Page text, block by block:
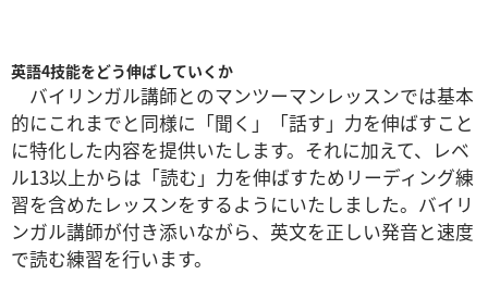
英語4技能をどう伸ばしていくか
バイリンガル講師とのマンツーマンレッスンでは基本
的にこれまでと同様に「聞く」「話す」力を伸ばすこと
に特化した内容を提供いたします。それに加えて、レベ
ル13以上からは「読む」力を伸ばすためリーディング練
習を含めたレッスンをするようにいたしました。バイリ
ンガル講師が付き添いながら、英文を正しい発音と速度
で読む練習を行います。